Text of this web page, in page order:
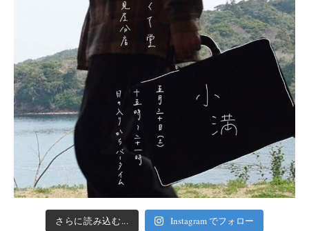
さらに読み込む... Instagram でフォロー